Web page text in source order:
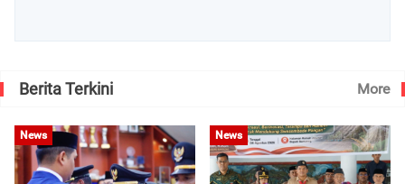
Berita Terkini More
News News